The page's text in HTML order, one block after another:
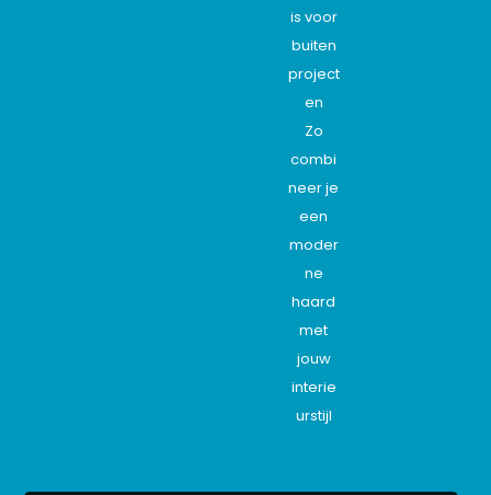
is voor
buiten
project
en
Zo
combi
neer je
een
moder
ne
haard
met
jouw
interie
urstijl